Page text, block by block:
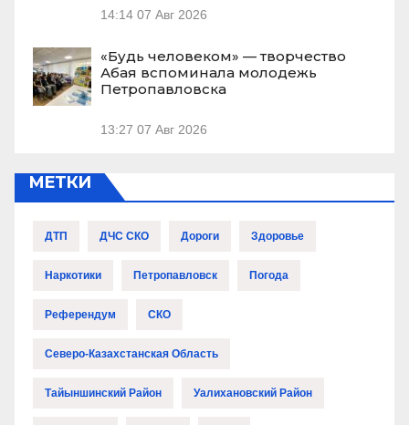
14:14 07 Авг 2026
«Будь человеком» — творчество
Абая вспоминала молодежь
Петропавловска
13:27 07 Авг 2026
МЕТКИ
ДТП ДЧС СКО Дороги Здоровье
Наркотики Петропавловск Погода
Референдум СКО
Северо-Казахстанская Область
Тайыншинский Район Уалихановский Район